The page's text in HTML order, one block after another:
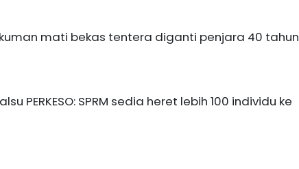
mati bekas tentera diganti penjara 40 tahun
PERKESO: SPRM sedia heret lebih 100 individu ke